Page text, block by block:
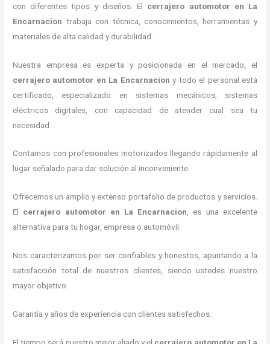
con diferentes tipos y diseños. El cerrajero automotor en La
Encarnacion trabaja con técnica, conocimientos, herramientas y
materiales de alta calidad y durabilidad.
Nuestra empresa es experta y posicionada en el mercado, el
cerrajero automotor en La Encarnacion y todo el personal está
certificado, especializado en sistemas mecánicos, sistemas
eléctricos digitales, con capacidad de atender cual sea tu
necesidad.
Contamos con profesionales motorizados llegando rápidamente al
lugar señalado para dar solución al inconveniente.
Ofrecemos un amplio y extenso portafolio de productos y servicios.
El cerrajero automotor en La Encarnacion, es una excelente
alternativa para tu hogar, empresa o automóvil.
Nos caracterizamos por ser confiables y honestos, apuntando a la
satisfacción total de nuestros clientes, siendo ustedes nuestro
mayor objetivo.
Garantía y años de experiencia con clientes satisfechos.